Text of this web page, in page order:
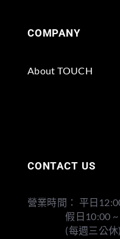
COMPANY
About TOUCH
CONTACT US
營業時間： 平日
假日10:00 ~
(每週三公休)